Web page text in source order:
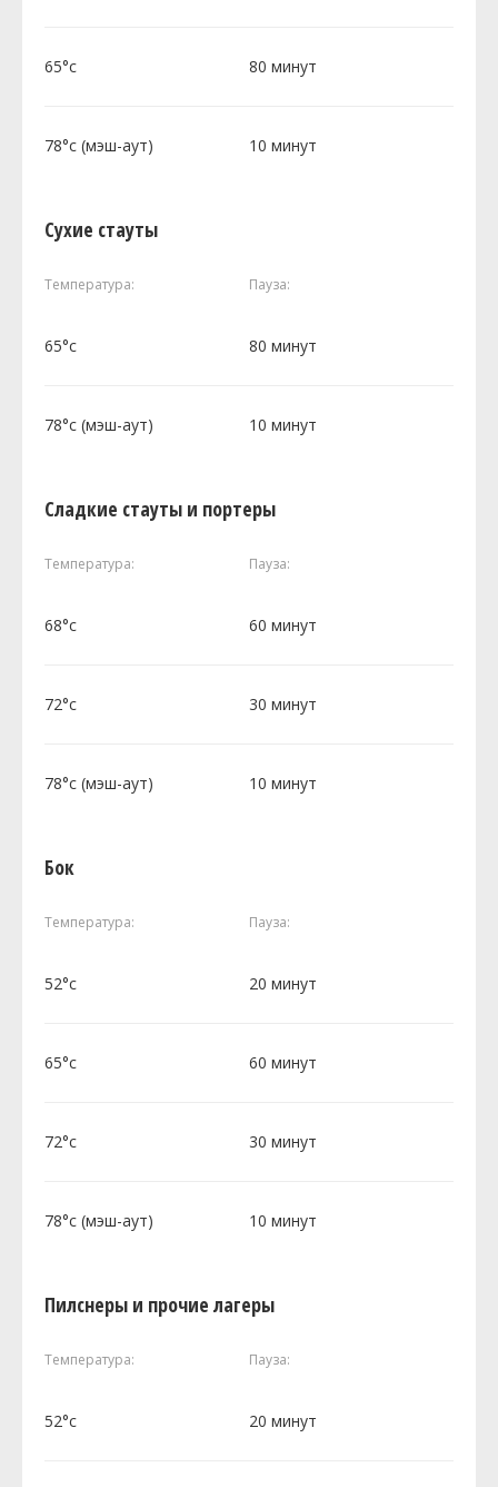
65°c 80 минут
78°c (мэш-аут) 10 минут
Сухие стауты
Температура: Пауза:
65°c 80 минут
78°c (мэш-аут) 10 минут
Сладкие стауты и портеры
Температура: Пауза:
68°c 60 минут
72°c 30 минут
78°c (мэш-аут) 10 минут
Бок
Температура: Пауза:
52°c 20 минут
65°c 60 минут
72°c 30 минут
78°c (мэш-аут) 10 минут
Пилснеры и прочие лагеры
Температура: Пауза:
52°c 20 минут